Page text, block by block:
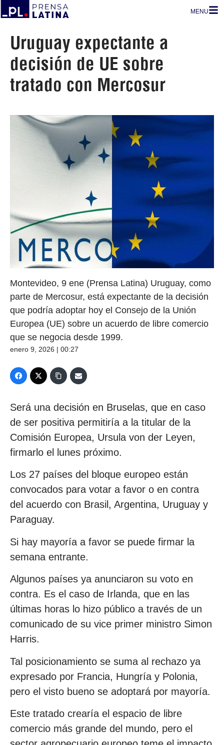
MENU
Uruguay expectante a
decisión de UE sobre
tratado con Mercosur
Montevideo, 9 ene (Prensa Latina) Uruguay, como
parte de Mercosur, está expectante de la decisión
que podría adoptar hoy el Consejo de la Unión
Europea (UE) sobre un acuerdo de libre comercio
que se negocia desde 1999.
enero 9, 2026 | 00:27
Será una decisión en Bruselas, que en caso
de ser positiva permitiría a la titular de la
Comisión Europea, Ursula von der Leyen,
firmarlo el lunes próximo.
Los 27 países del bloque europeo están
convocados para votar a favor o en contra
del acuerdo con Brasil, Argentina, Uruguay y
Paraguay.
Si hay mayoría a favor se puede firmar la
semana entrante.
Algunos países ya anunciaron su voto en
contra. Es el caso de Irlanda, que en las
últimas horas lo hizo público a través de un
comunicado de su vice primer ministro Simon
Harris.
Tal posicionamiento se suma al rechazo ya
expresado por Francia, Hungría y Polonia,
pero el visto bueno se adoptará por mayoría.
Este tratado crearía el espacio de libre
comercio más grande del mundo, pero el